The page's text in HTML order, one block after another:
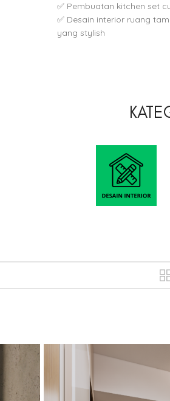
✅ Pembuatan kitchen set
✅ Desain interior ruang
yang stylish